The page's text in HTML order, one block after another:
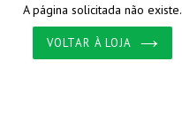
A página solicitada não existe.
VOLTAR À LOJA